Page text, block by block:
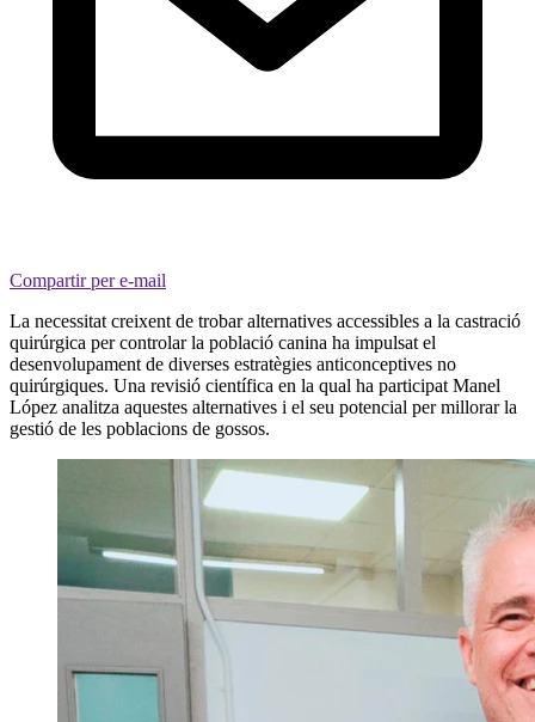
Compartir per e-mail
La necessitat creixent de trobar alternatives accessibles a la castració
quirúrgica per controlar la població canina ha impulsat el
desenvolupament de diverses estratègies anticonceptives no
quirúrgiques. Una revisió científica en la qual ha participat Manel
López analitza aquestes alternatives i el seu potencial per millorar la
gestió de les poblacions de gossos.